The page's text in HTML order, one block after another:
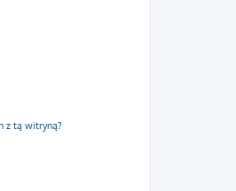
z tą witryną?